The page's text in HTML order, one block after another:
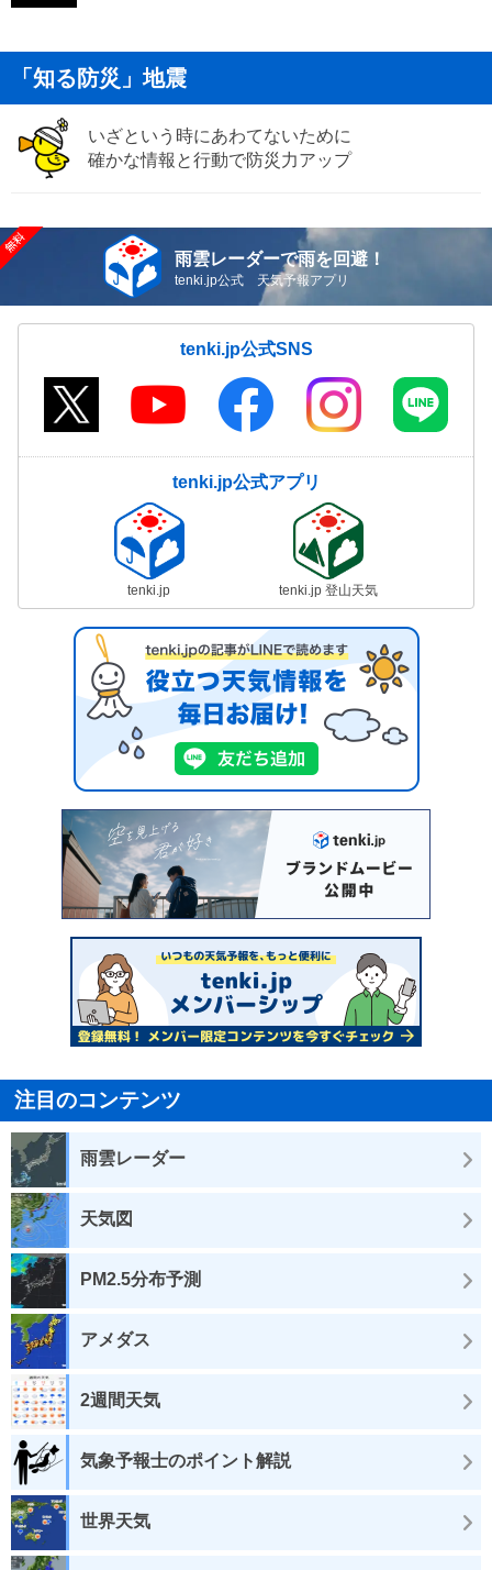
「知る防災」地震
いざという時にあわてないために
確かな情報と行動で防災力アップ
雨雲レーダーで雨を回避！
tenki.jp公式 天気予報アプリ
tenki.jp公式SNS
tenki.jp公式アプリ
tenki.jp tenki.jp 登山天気
注目のコンテンツ
雨雲レーダー
天気図
PM2.5分布予測
アメダス
2週間天気
気象予報士のポイント解説
世界天気